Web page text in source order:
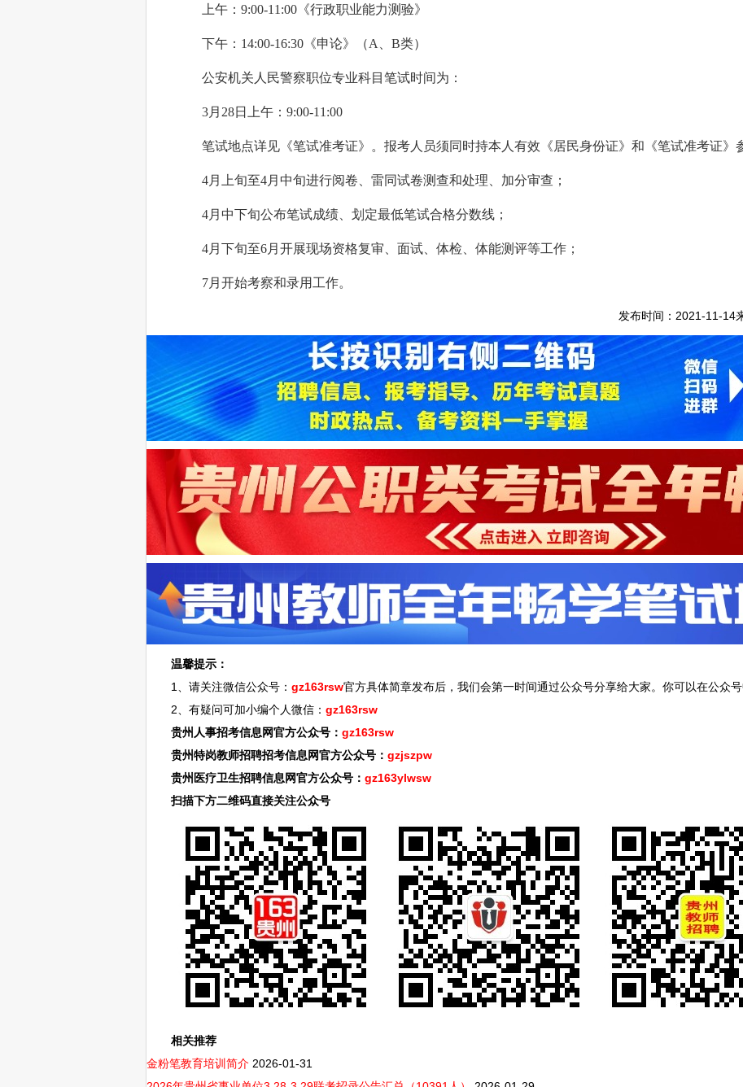
上午： 9:00-11:00《行政职业能力测验》
下午： 14:00-16:30《申论》（A、B类）
公安机关人民警察职位专业科目笔试时间为：
3月28日上午：9:00-11:00
笔试地点详见《笔试准考证》。报考人员须同时持本人有效《居民身份证》和《笔试准考证》
4月上旬至4月中旬进行阅卷、雷同试卷测查和处理、加分审查；
4月中下旬公布笔试成绩、划定最低笔试合格分数线；
4月下旬至6月开展现场资格复审、面试、体检、体能测评等工作；
7月开始考察和录用工作。
发布时间：2021-11-14
温馨提示：
1、请关注微信公众号： gz163rsw官方具体简章发布后，我们会第一时间通过公众号分享给大家。你可以在公众号
2、有疑问可加小编个人微信： gz163rsw
贵州人事招考信息网官方公众号： gz163rsw
贵州特岗教师招聘招考信息网官方公众号： gzjszpw
贵州医疗卫生招聘信息网官方公众号： gz163ylwsw
扫描下方二维码直接关注公众号
相关推荐
金粉笔教育培训简介 2026-01-31